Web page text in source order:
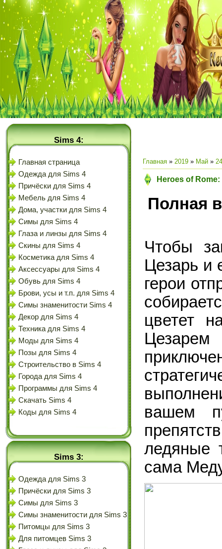
Sims 4:
Главная страница
Одежда для Sims 4
Причёски для Sims 4
Мебель для Sims 4
Дома, участки для Sims 4
Симы для Sims 4
Глаза и линзы для Sims 4
Скины для Sims 4
Косметика для Sims 4
Аксессуары для Sims 4
Обувь для Sims 4
Брови, усы и т.п. для Sims 4
Симы знаменитости Sims 4
Декор для Sims 4
Техника для Sims 4
Моды для Sims 4
Позы для Sims 4
Строительство в Sims 4
Города для Sims 4
Программы для Sims 4
Скачать Sims 4
Коды для Sims 4
Sims 3:
Одежда для Sims 3
Причёски для Sims 3
Симы для Sims 3
Симы знаменитости для Sims 3
Питомцы для Sims 3
Для питомцев Sims 3
Главная » 2019 » Май » 24
Heroes of
Полная
Чтобы
Цезарь и
герои
цветет
вашем
ледяные
сама